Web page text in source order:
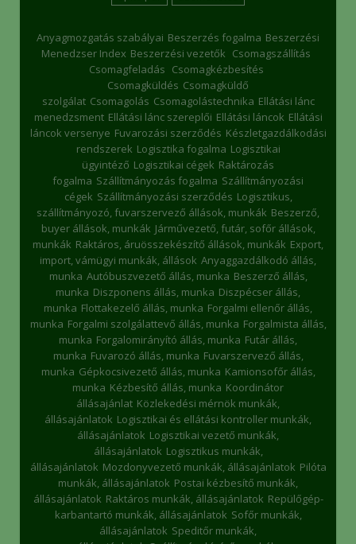
Anyagmozgatás szabályai Beszerzés fogalma Beszerzési
Menedzser Index Beszerzési vezetők Csomagszállítás
Csomagfeladás Csomagkézbesítés
Csomagküldés Csomagküldő
szolgálat Csomagolás Csomagolástechnika Ellátási lánc
menedzsment Ellátási lánc szereplői Ellátási láncok Ellátási
láncok versenye Fuvarozási szerződés Készletgazdálkodási
rendszerek Logisztika fogalma Logisztikai
ügyintéző Logisztikai cégek Raktározás
fogalma Szállítmányozás fogalma Szállítmányozási
cégek Szállítmányozási szerződés Logisztikus,
szállítmányozó, fuvarszervező állások, munkák Beszerző,
buyer állások, munkák Járművezető, futár, sofőr állások,
munkák Raktáros, áruösszekészítő állások, munkák Export,
import, vámügyi munkák, állások Anyaggazdálkodó állás,
munka Autóbuszvezető állás, munka Beszerző állás,
munka Diszponens állás, munka Diszpécser állás,
munka Flottakezelő állás, munka Forgalmi ellenőr állás,
munka Forgalmi szolgálattevő állás, munka Forgalmista állás,
munka Forgalomirányító állás, munka Futár állás,
munka Fuvarozó állás, munka Fuvarszervező állás,
munka Gépkocsivezető állás, munka Kamionsofőr állás,
munka Kézbesítő állás, munka Koordinátor
állásajánlat Közlekedési mérnök munkák,
állásajánlatok Logisztikai és ellátási kontroller munkák,
állásajánlatok Logisztikai vezető munkák,
állásajánlatok Logisztikus munkák,
állásajánlatok Mozdonyvezető munkák, állásajánlatok Pilóta
munkák, állásajánlatok Postai kézbesítő munkák,
állásajánlatok Raktáros munkák, állásajánlatok Repülőgép-
karbantartó munkák, állásajánlatok Sofőr munkák,
állásajánlatok Speditőr munkák,